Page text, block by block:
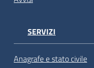
SERVIZI
Anagrafe e stato civile